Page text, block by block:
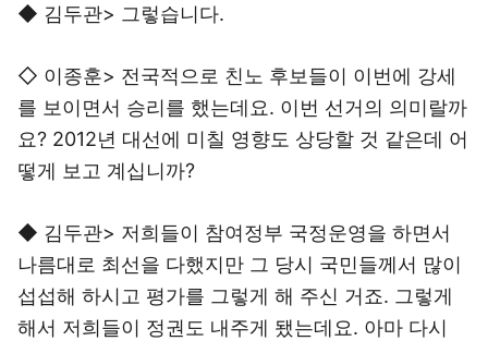
◆ 김두관> 그렇습니다.
◇ 이종훈> 전국적으로 친노 후보들이 이번에 강세
를 보이면서 승리를 했는데요. 이번 선거의 의미랄까
요? 2012년 대선에 미칠 영향도 상당할 것 같은데 어
떻게 보고 계십니까?
◆ 김두관> 저희들이 참여정부 국정운영을 하면서
나름대로 최선을 다했지만 그 당시 국민들께서 많이
섭섭해 하시고 평가를 그렇게 해 주신 거죠. 그렇게
해서 저희들이 정권도 내주게 됐는데요. 아마 다시